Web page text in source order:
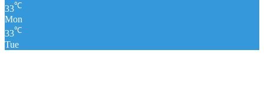
33℃
Mon
33℃
Tue